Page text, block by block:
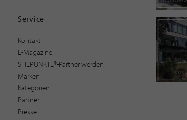
Service
Kontakt
E-Magazine
STILPUNKTE®-Partner werden
Marken
Kategorien
Partner
Presse